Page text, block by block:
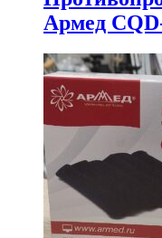
Армед